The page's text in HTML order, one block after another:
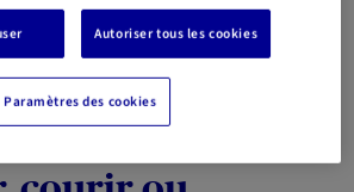
Autoriser tous les cookies
Paramètres des cookies